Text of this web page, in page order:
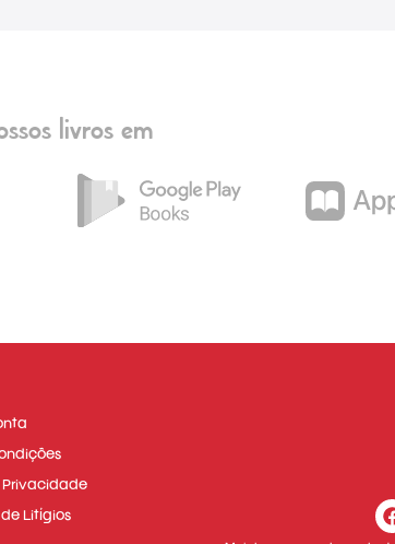
livros em
Privacidade
de Litígios